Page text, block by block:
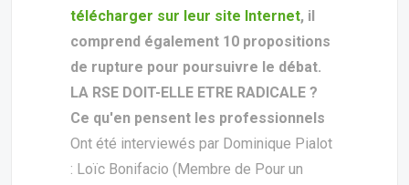
télécharger sur leur site Internet, il
comprend également 10 propositions
de rupture pour poursuivre le débat.
LA RSE DOIT-ELLE ETRE RADICALE ?
Ce qu'en pensent les professionnels
Ont été interviewés par Dominique Pialot
: Loïc Bonifacio (Membre de Pour un